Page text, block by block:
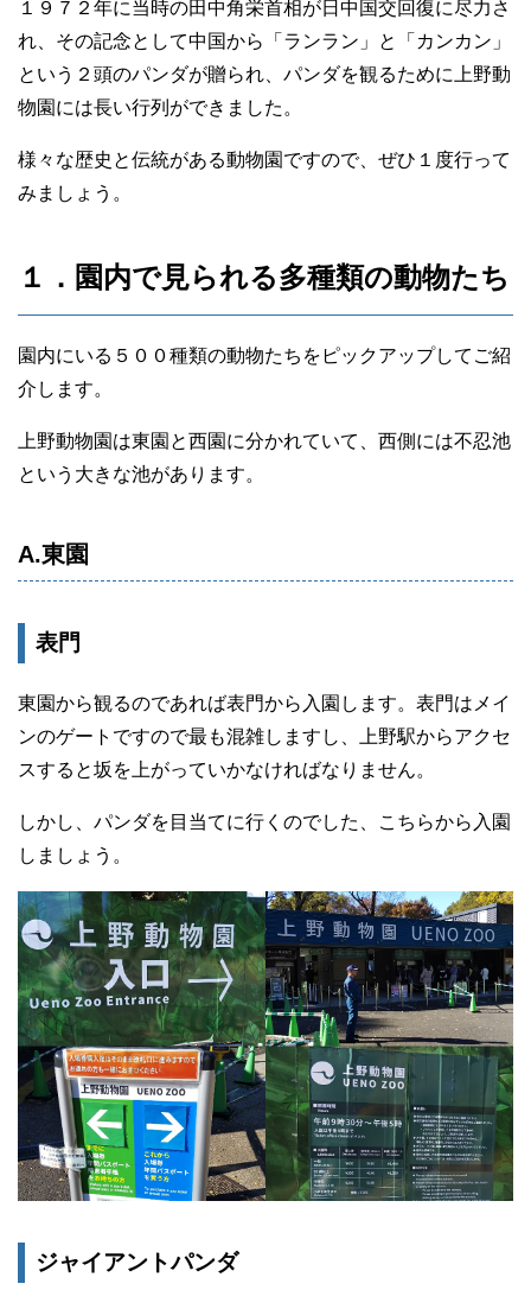
１９７２年に当時の田中角栄首相が日中国交回復に尽力さ
れ、その記念として中国から「ランラン」と「カンカン」
という２頭のパンダが贈られ、パンダを観るために上野動
物園には長い行列ができました。
様々な歴史と伝統がある動物園ですので、ぜひ１度行って
みましょう。
１．園内で見られる多種類の動物たち
園内にいる５００種類の動物たちをピックアップしてご紹
介します。
上野動物園は東園と西園に分かれていて、西側には不忍池
という大きな池があります。
A.東園
表門
東園から観るのであれば表門から入園します。表門はメイ
ンのゲートですので最も混雑しますし、上野駅からアクセ
スすると坂を上がっていかなければなりません。
しかし、パンダを目当てに行くのでした、こちらから入園
しましょう。
ジャイアントパンダ